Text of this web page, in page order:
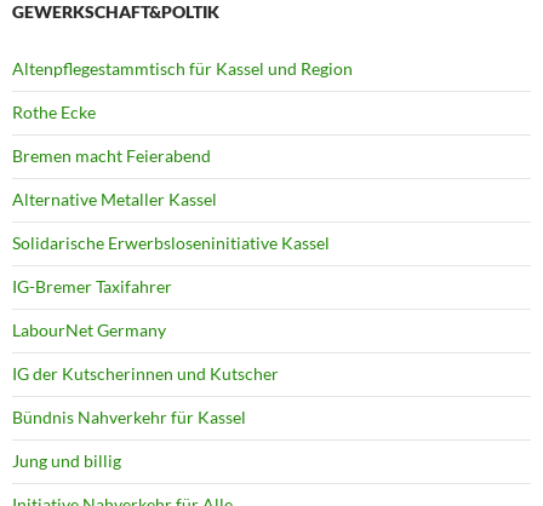
GEWERKSCHAFT&POLTIK
Altenpflegestammtisch für Kassel und Region
Rothe Ecke
Bremen macht Feierabend
Alternative Metaller Kassel
Solidarische Erwerbsloseninitiative Kassel
IG-Bremer Taxifahrer
LabourNet Germany
IG der Kutscherinnen und Kutscher
Bündnis Nahverkehr für Kassel
Jung und billig